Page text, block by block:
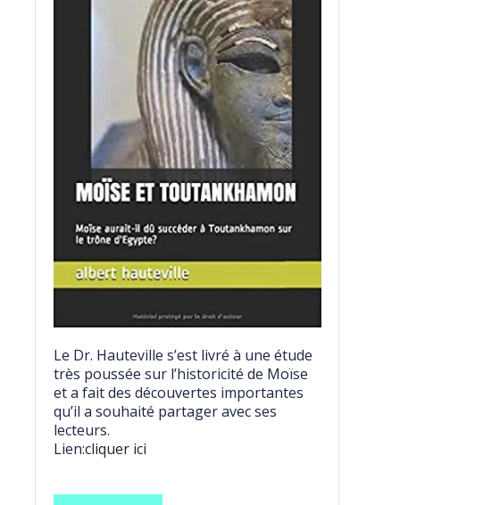
Le Dr. Hauteville s’est livré à une étude
très poussée sur l’historicité de Moïse
et a fait des découvertes importantes
qu’il a souhaité partager avec ses
lecteurs.
Lien:cliquer ici